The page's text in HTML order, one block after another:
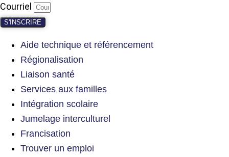
Courriel
S'INSCRIRE
Aide technique et référencement
Régionalisation
Liaison santé
Services aux familles
Intégration scolaire
Jumelage interculturel
Francisation
Trouver un emploi